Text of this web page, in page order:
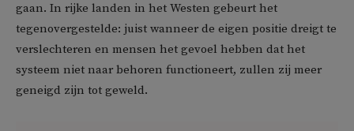
gaan. In rijke landen in het Westen gebeurt het
tegenovergestelde: juist wanneer de eigen positie dreigt te
verslechteren en mensen het gevoel hebben dat het
systeem niet naar behoren functioneert, zullen zij meer
geneigd zijn tot geweld.